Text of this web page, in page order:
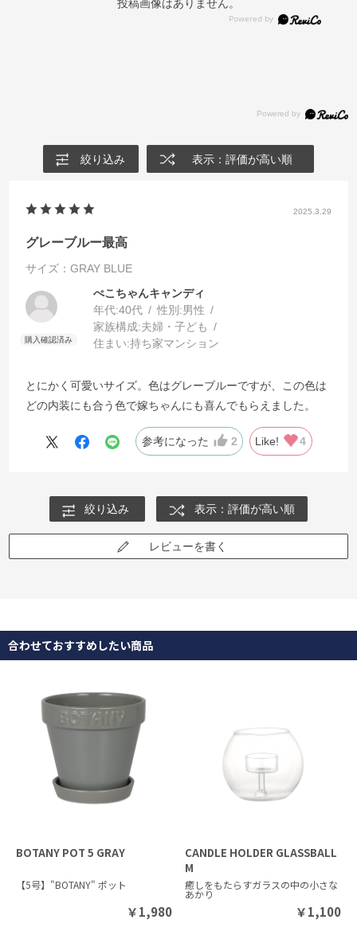
絞り込み 表示：評価が高い順
2025.3.29
グレーブルー最高
サイズ：GRAY BLUE
ぺこちゃんキャンディ
年代:40代 性別:男性
家族構成:夫婦・子ども
住まい:持ち家マンション
とにかく可愛いサイズ。色はグレーブルーですが、この色は
どの内装にも合う色で嫁ちゃんにも喜んでもらえました。
参考になった 2 Like! 4
絞り込み 表示：評価が高い順
レビューを書く
合わせておすすめしたい商品
BOTANY POT 5 GRAY
【5号】"BOTANY" ポット
￥1,980
CANDLE HOLDER GLASSBALL
M
癒しをもたらすガラスの中の小さな
あかり
￥1,100